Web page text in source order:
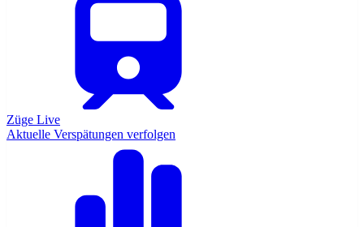
Züge Live
Aktuelle Verspätungen verfolgen